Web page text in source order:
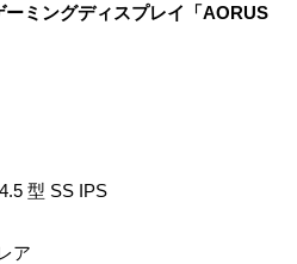
ミングディスプレイ「AORUS
型 SS IPS
ア